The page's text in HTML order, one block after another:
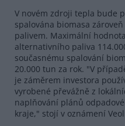
V novém zdroji tepla bude
spalována biomasa
palivem. Maximální
alternativního paliva
současnému spalování
20.000 tun za rok. "V
je záměrem investora
vyrobené převážně z
naplňování plánů
kraje," stojí v oznámení